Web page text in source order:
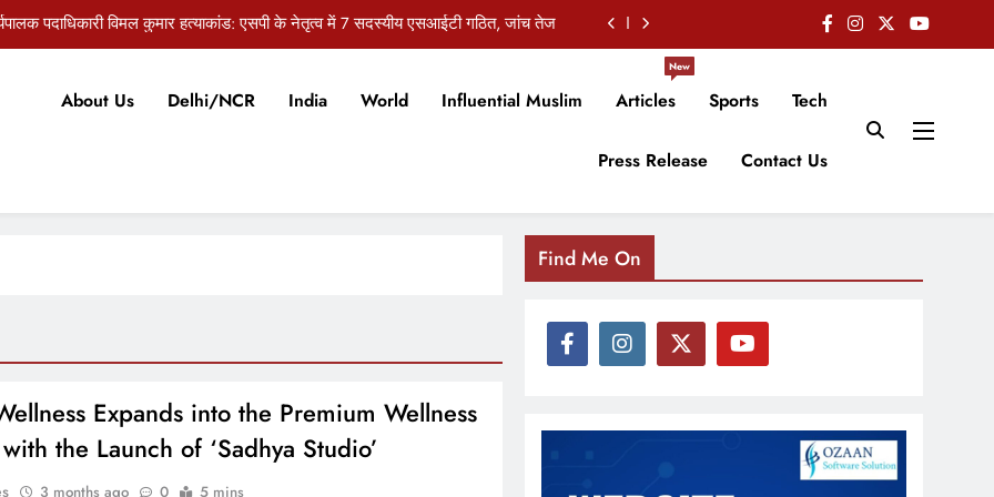
पदाधिकारी विमल कुमार हत्याकांड: एसपी के नेतृत्व में 7 सदस्यीय एसआईटी गठित, जांच तेज
के कार्यपालक पदाधिकारी विमल कुमार हत्याकांड में बड़ा खुलासा, ड्राइवर ने पूछताछ में कबूला जुर्म
पदाधिकारी विमल कुमार हत्याकांड: एसपी के नेतृत्व में 7 सदस्यीय एसआईटी गठित, जांच तेज
की प्रेस कॉन्फ्रेंस, बांकीपुर उपचुनाव में प्रशांत किशोर की जीत पर भाजपा पर साधा निशाना
About Us Delhi/NCR India World Influential Muslim Articles
New
Sports Tech
Press Release Contact Us
Expands into the Premium Wellness
the Launch of ‘Sadhya Studio’
3 months ago 0 5 mins
Find Me On